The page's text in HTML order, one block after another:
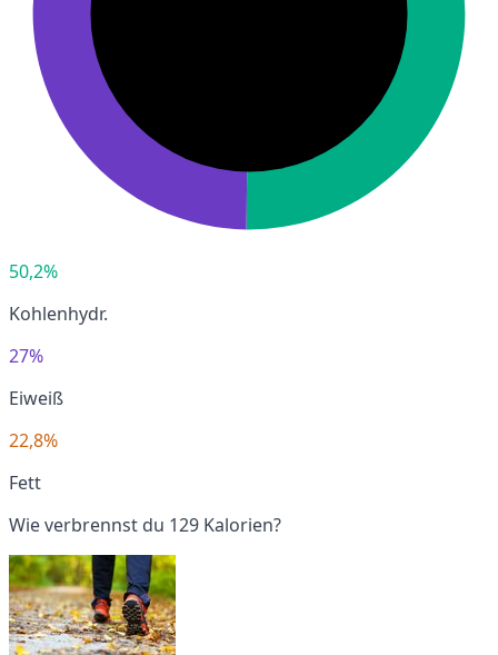
50,2%
Kohlenhydr.
27%
Eiweiß
22,8%
Fett
Wie verbrennst du 129 Kalorien?